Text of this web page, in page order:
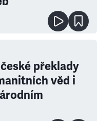
překlady
věd i